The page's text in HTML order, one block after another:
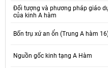
Đối tượng và phương pháp giáo
của kinh A hàm
Bốn trụ xứ an ổn (Trung A hàm
Nguồn gốc kinh tạng A Hàm